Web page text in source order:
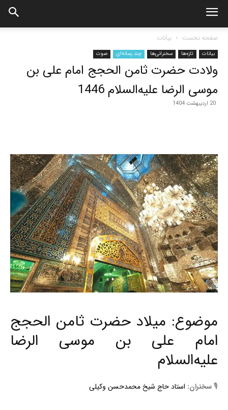
صفحه نخست بیانات
بیانات تازه‌ها سخنرانی‌ها چند رسانه‌ای صوت
ولادت حضرت ثامن الحجج امام علی بن
موسی الرضا علیه‌السلام 1446
20 اردیبهشت 1404
موضوع: میلاد حضرت ثامن الحجج
امام علی بن موسی الرضا
علیه‌السلام
🎙سخنران: استاد حاج شیخ محمدحسن وکیلی